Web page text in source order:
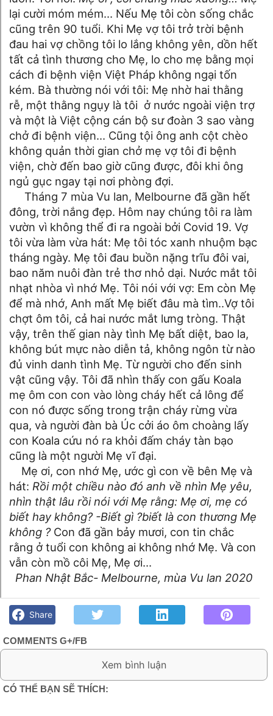
lại cười móm mém… Nếu Mẹ tôi còn sống chắc
cũng trên 90 tuổi. Khi Mẹ vợ tôi trở trời bệnh
đau hai vợ chồng tôi lo lắng không yên, dồn hết
tất cả tình thương cho Mẹ, lo cho mẹ bằng mọi
cách đi bệnh viện Việt Pháp không ngại tốn
kém. Bà thường nói với tôi: Mẹ nhờ hai thằng
rễ, một thằng ngụy là tôi ở nước ngoài viện trợ
và một là Việt cộng cán bộ sư đoàn 3 sao vàng
chở đi bệnh viện… Cũng tội ông anh cột chèo
không quản thời gian chở mẹ vợ tôi đi bệnh
viện, chờ đến bao giờ cũng được, đôi khi ông
ngủ gục ngay tại nơi phòng đợi.
Tháng 7 mùa Vu lan, Melbourne đã gần hết
đông, trời nắng đẹp. Hôm nay chúng tôi ra làm
vườn vì không thể đi ra ngoài bởi Covid 19. Vợ
tôi vừa làm vừa hát: Mẹ tôi tóc xanh nhuộm bạc
tháng ngày. Mẹ tôi đau buồn nặng trĩu đôi vai,
bao năm nuôi đàn trẻ thơ nhỏ dại. Nước mắt tôi
nhạt nhòa vì nhớ Mẹ. Tôi nói với vợ: Em còn Mẹ
để mà nhớ, Anh mất Mẹ biết đâu mà tìm..Vợ tôi
chợt ôm tôi, cả hai nước mắt lưng tròng. Thật
vậy, trên thế gian này tình Mẹ bất diệt, bao la,
không bút mực nào diễn tả, không ngôn từ nào
đủ vinh danh tình Mẹ. Từ người cho đến sinh
vật cũng vậy. Tôi đã nhìn thấy con gấu Koala
mẹ ôm con con vào lòng cháy hết cả lông để
con nó được sống trong trận cháy rừng vừa
qua, và người đàn bà Úc cởi áo ôm choàng lấy
con Koala cứu nó ra khỏi đấm cháy tàn bạo
cũng là một người Mẹ vĩ đại.
Mẹ ơi, con nhớ Mẹ, ước gì con về bên Mẹ và
hát: Rồi một chiều nào đó anh về nhìn Mẹ yêu,
nhìn thật lâu rồi nói với Mẹ rằng: Mẹ ơi, mẹ có
biết hay không? -Biết gì ?biết là con thương Mẹ
không ?Con đã gần bảy mươi, con tin chắc
rằng ở tuổi con không ai không nhớ Mẹ. Và con
vẫn còn mồ côi Mẹ, Mẹ ơi…
Phan Nhật Bắc- Melbourne, mùa Vu lan 2020
bè. Chút gì để nhớ!
Share
COMMENTS G+/FB
0 Comment:
CÓ THỂ BẠN SẼ THÍCH: